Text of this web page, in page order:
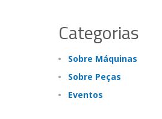
Categorias
Sobre Máquinas
Sobre Peças
Eventos